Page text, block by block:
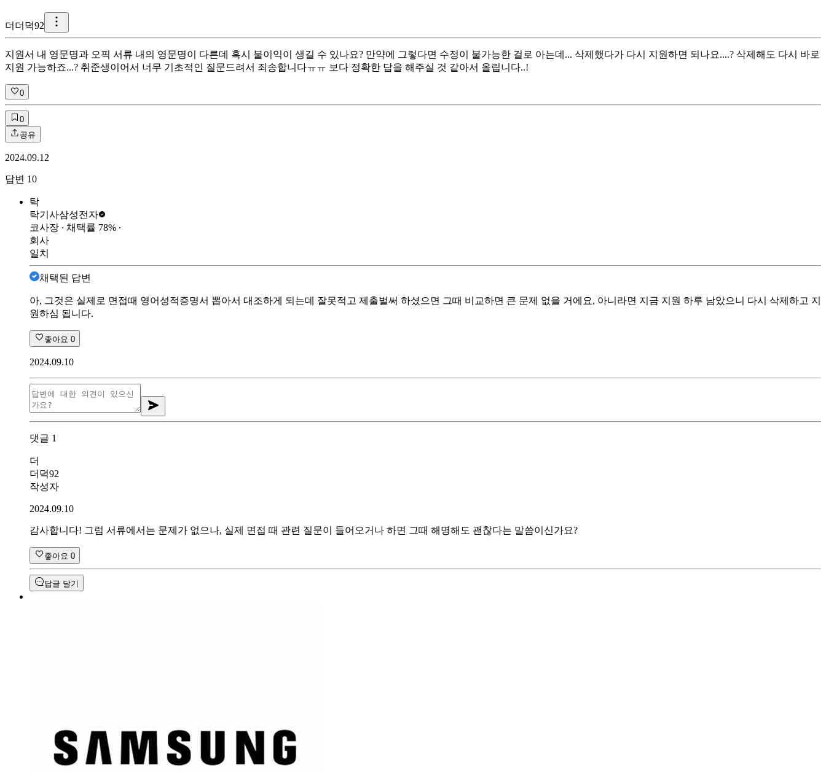
더 더덕92
지원서 내 영문명과 오픽 서류 내의 영문명이 다른데 혹시 불이익이 생길 수 있나요? 만약에 그렇다면 수정이 불가능한 걸로 아는데... 삭제했다가 다시 지원하면 되나요....? 삭제해도 다시 바로
지원 가능하죠...? 취준생이어서 너무 기초적인 질문드려서 죄송합니다ㅠㅠ 보다 정확한 답을 해주실 것 같아서 올립니다..!
0
0
공유
2024.09.12
답변 10
탁
탁기사삼성전자
코사장 ∙ 채택률 78% ∙
회사
일치
채택된 답변
아, 그것은 실제로 면접때 영어성적증명서 뽑아서 대조하게 되는데 잘못적고 제출벌써 하셨으면 그때 비교하면 큰 문제 없을 거에요, 아니라면 지금 지원 하루 남았으니 다시 삭제하고 지
원하심 됩니다.
좋아요 0
2024.09.10
댓글 1
더
더덕92
작성자
2024.09.10
감사합니다! 그럼 서류에서는 문제가 없으나, 실제 면접 때 관련 질문이 들어오거나 하면 그때 해명해도 괜찮다는 말씀이신가요?
좋아요 0
답글 달기